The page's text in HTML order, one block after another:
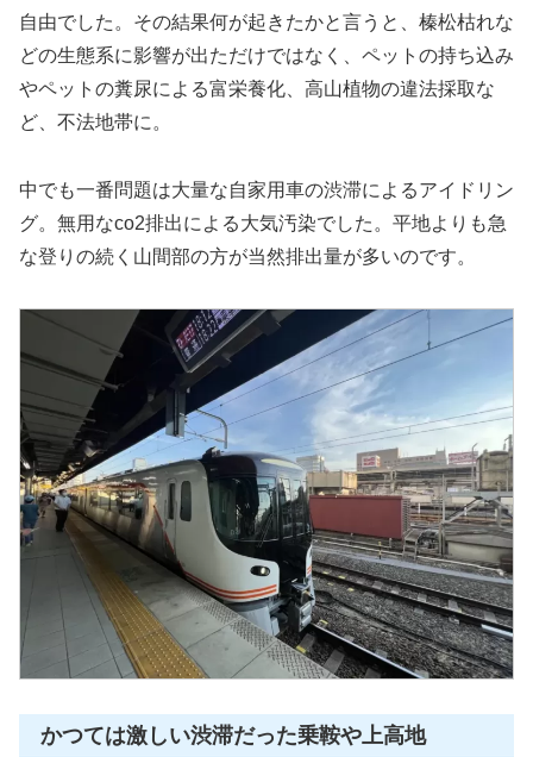
自由でした。その結果何が起きたかと言うと、榛松枯れな
どの生態系に影響が出ただけではなく、ペットの持ち込み
やペットの糞尿による富栄養化、高山植物の違法採取な
ど、不法地帯に。
中でも一番問題は大量な自家用車の渋滞によるアイドリン
グ。無用なco2排出による大気汚染でした。平地よりも急
な登りの続く山間部の方が当然排出量が多いのです。
かつては激しい渋滞だった乗鞍や上高地